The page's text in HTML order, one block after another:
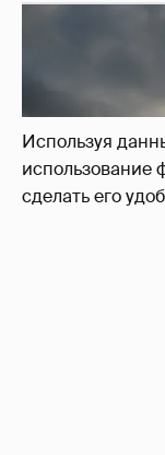
Используя
использование
сделать его